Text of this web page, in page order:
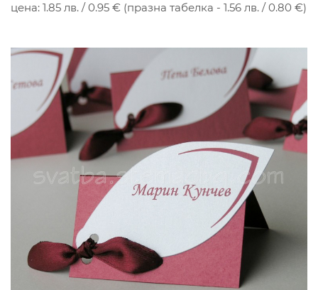
цена: 1.85 лв. / 0.95 € (празна табелка - 1.56 лв. / 0.80 €)